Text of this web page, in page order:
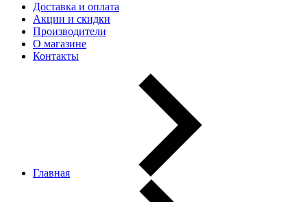
Доставка и оплата
Акции и скидки
Производители
О магазине
Контакты
Главная